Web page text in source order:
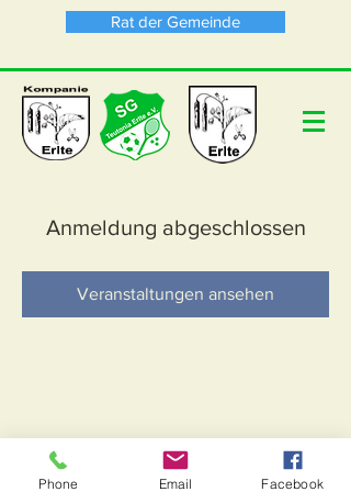
Rat der Gemeinde
Anmeldung abgeschlossen
Veranstaltungen ansehen
Phone Email Facebook